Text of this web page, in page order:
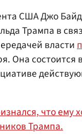
США Джо
Трампа в
власти
Она состоится
что ему
Трампа.